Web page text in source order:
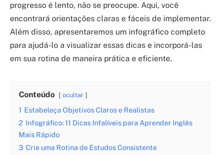
progresso é lento, não se preocupe. Aqui, você
encontrará orientações claras e fáceis de implementar.
Além disso, apresentaremos um infográfico completo
para ajudá-lo a visualizar essas dicas e incorporá-las
em sua rotina de maneira prática e eficiente.
Conteúdo ocultar
1 Estabeleça Objetivos Claros e Realistas
2 Infográfico: 11 Dicas Infalíveis para Aprender Inglês
Mais Rápido
3 Crie uma Rotina de Estudos Consistente